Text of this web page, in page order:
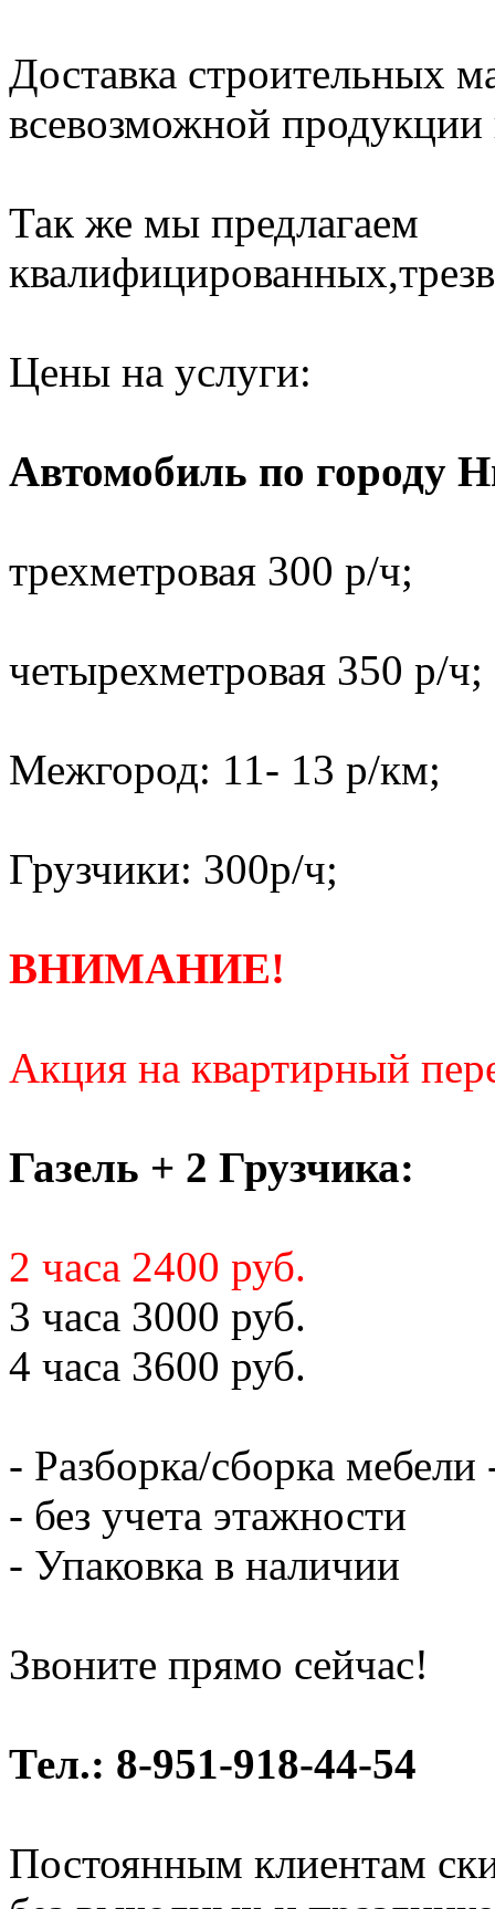
Доставка строительных
всевозможной продукции
Так же мы предлагаем
Цены на услуги:
Автомобиль по городу
трехметровая 300 р/ч;
четырехметровая 350 р/ч;
Межгород: 11- 13 р/км;
Грузчики: 300р/ч;
ВНИМАНИЕ!
Акция на квартирный
Газель + 2 Грузчика:
2 часа 2400 руб.
3 часа 3000 руб.
4 часа 3600 руб.
- Разборка/сборка мебели
- без учета этажности
- Упаковка в наличии
Звоните прямо сейчас!
Тел.: 8-951-918-44-54
Постоянным клиентам